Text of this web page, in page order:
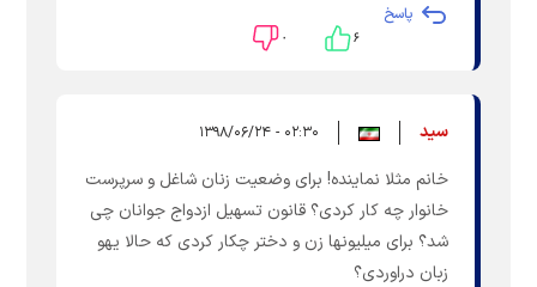
پاسخ
۶ ۰
سید ۰۲:۳۰ - ۱۳۹۸/۰۶/۲۴
خانم مثلا نماینده! برای وضعیت زنان شاغل و سرپرست
خانوار چه کار کردی؟ قانون تسهیل ازدواج جوانان چی
شد؟ برای میلیونها زن و دختر چکار کردی که حالا یهو
زبان دراوردی؟